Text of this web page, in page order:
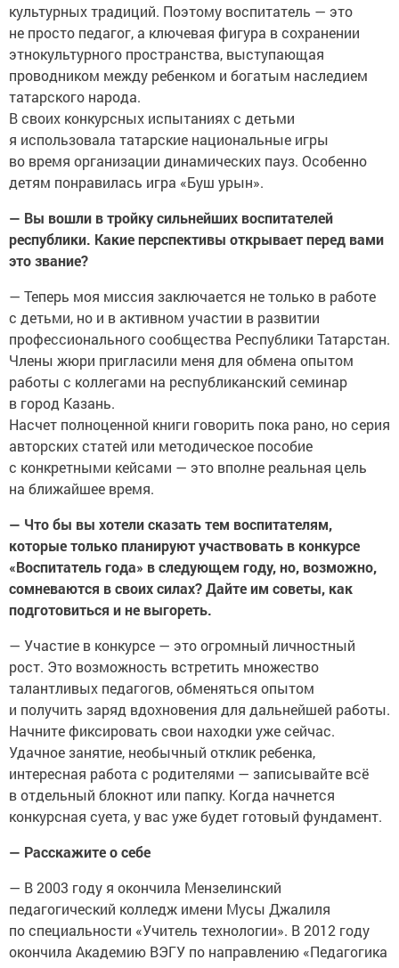
культурных традиций. Поэтому воспитатель — это
не просто педагог, а ключевая фигура в сохранении
этнокультурного пространства, выступающая
проводником между ребенком и богатым наследием
татарского народа.
В своих конкурсных испытаниях с детьми
я использовала татарские национальные игры
во время организации динамических пауз. Особенно
детям понравилась игра «Буш урын».
— Вы вошли в тройку сильнейших воспитателей
республики. Какие перспективы открывает перед вами
это звание?
— Теперь моя миссия заключается не только в работе
с детьми, но и в активном участии в развитии
профессионального сообщества Республики Татарстан.
Члены жюри пригласили меня для обмена опытом
работы с коллегами на республиканский семинар
в город Казань.
Насчет полноценной книги говорить пока рано, но серия
авторских статей или методическое пособие
с конкретными кейсами — это вполне реальная цель
на ближайшее время.
— Что бы вы хотели сказать тем воспитателям,
которые только планируют участвовать в конкурсе
«Воспитатель года» в следующем году, но, возможно,
сомневаются в своих силах? Дайте им советы, как
подготовиться и не выгореть.
— Участие в конкурсе — это огромный личностный
рост. Это возможность встретить множество
талантливых педагогов, обменяться опытом
и получить заряд вдохновения для дальнейшей работы.
Начните фиксировать свои находки уже сейчас.
Удачное занятие, необычный отклик ребенка,
интересная работа с родителями — записывайте всё
в отдельный блокнот или папку. Когда начнется
конкурсная суета, у вас уже будет готовый фундамент.
— Расскажите о себе
— В 2003 году я окончила Мензелинский
педагогический колледж имени Мусы Джалиля
по специальности «Учитель технологии». В 2012 году
окончила Академию ВЭГУ по направлению «Педагогика